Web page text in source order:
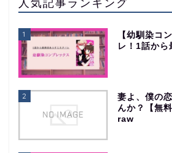
1
【幼馴染コ
レ！1話から
2
妻よ、僕の
んか？【無
raw